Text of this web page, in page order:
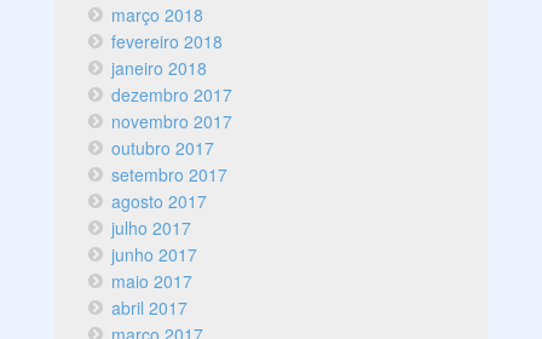
março 2018
fevereiro 2018
janeiro 2018
dezembro 2017
novembro 2017
outubro 2017
setembro 2017
agosto 2017
julho 2017
junho 2017
maio 2017
abril 2017
março 2017